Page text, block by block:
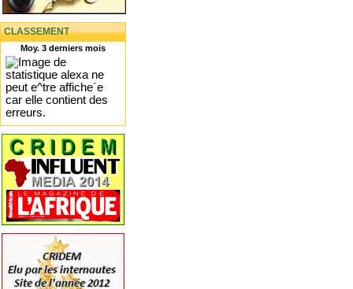
CLASSEMENT
Moy. 3 derniers mois